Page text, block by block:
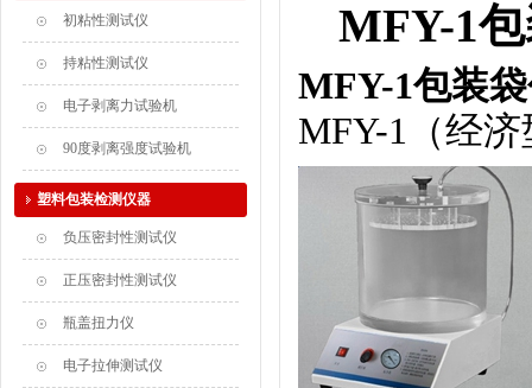
MFY-1
MFY-1包装
MFY-1（经济
初粘性测试仪
持粘性测试仪
电子剥离力试验机
90度剥离强度试验机
塑料包装检测仪器
负压密封性测试仪
正压密封性测试仪
瓶盖扭力仪
电子拉伸测试仪